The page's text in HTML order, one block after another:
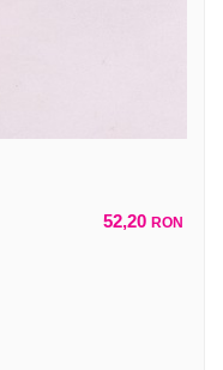
52,20 RON